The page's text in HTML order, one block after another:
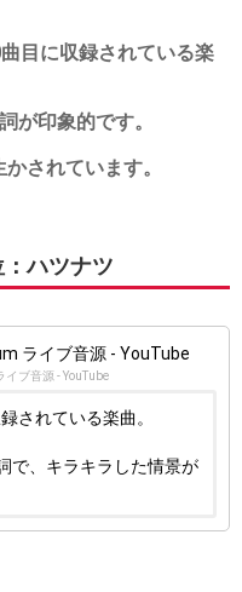
目に収録されている楽
が印象的です。
されています。
ハツナツ
ライブ音源 - YouTube
ブ音源 - YouTube
されている楽曲。
で、キラキラした情景が